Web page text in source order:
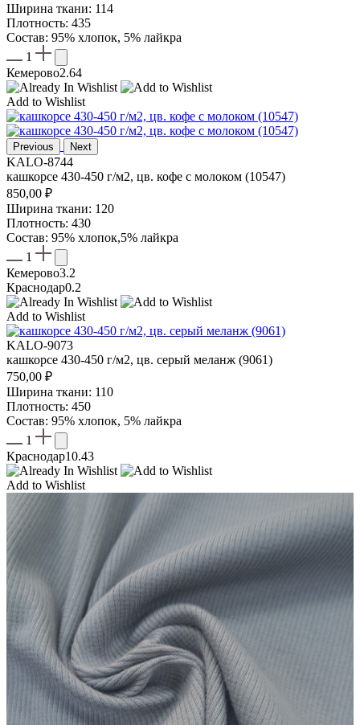
Ширина ткани: 114
Плотность: 435
Состав: 95% хлопок, 5% лайкра
1
Кемерово2.64
Add to Wishlist
Previous Next
KALO-8744
кашкорсе 430-450 г/м2, цв. кофе с молоком (10547)
850,00 ₽
Ширина ткани: 120
Плотность: 430
Состав: 95% хлопок,5% лайкра
1
Кемерово3.2
Краснодар0.2
Add to Wishlist
KALO-9073
кашкорсе 430-450 г/м2, цв. серый меланж (9061)
750,00 ₽
Ширина ткани: 110
Плотность: 450
Состав: 95% хлопок, 5% лайкра
1
Краснодар10.43
Add to Wishlist